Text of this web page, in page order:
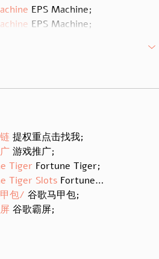
EPS Machine;
EPS Machine;
提权重点击找我;
游戏推广;
Tiger Fortune Tiger;
Tiger Slots Fortune…
包/ 谷歌马甲包;
谷歌霸屏;